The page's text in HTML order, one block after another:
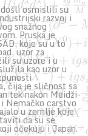
došli osmislili su
razvoj i
snažnog
Pruska je
koje su u to
uzor za
su uzore i u
kao uzor u
čija je sličnost sa
tek nakon Meidži-
Nemačko carstvo
u zemlje koje
da su se
očekuju i Japan.